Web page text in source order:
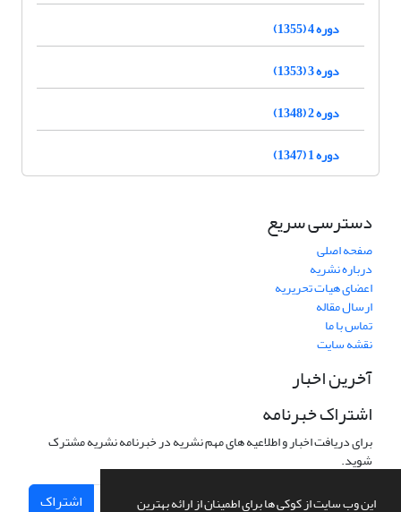
این وب سایت از کوکی ها برای اطمینان از ارائه بهترین
دوره 4 (1355)
دوره 3 (1353)
دوره 2 (1348)
دوره 1 (1347)
دسترسی سریع
صفحه اصلی
درباره نشریه
اعضای هیات تحریریه
ارسال مقاله
تماس با ما
نقشه سایت
آخرین اخبار
اشتراک خبرنامه
برای دریافت اخبار و اطلاعیه های مهم نشریه در خبرنامه نشریه مشترک
شوید.
اشتراک